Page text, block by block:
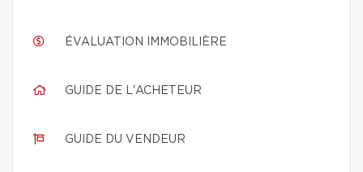
ÉVALUATION IMMOBILIÈRE
GUIDE DE L'ACHETEUR
GUIDE DU VENDEUR